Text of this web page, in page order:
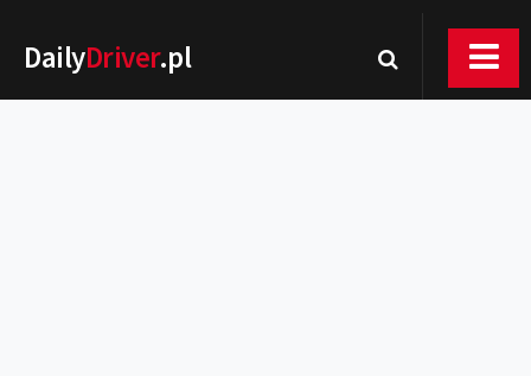
DailyDriver.pl